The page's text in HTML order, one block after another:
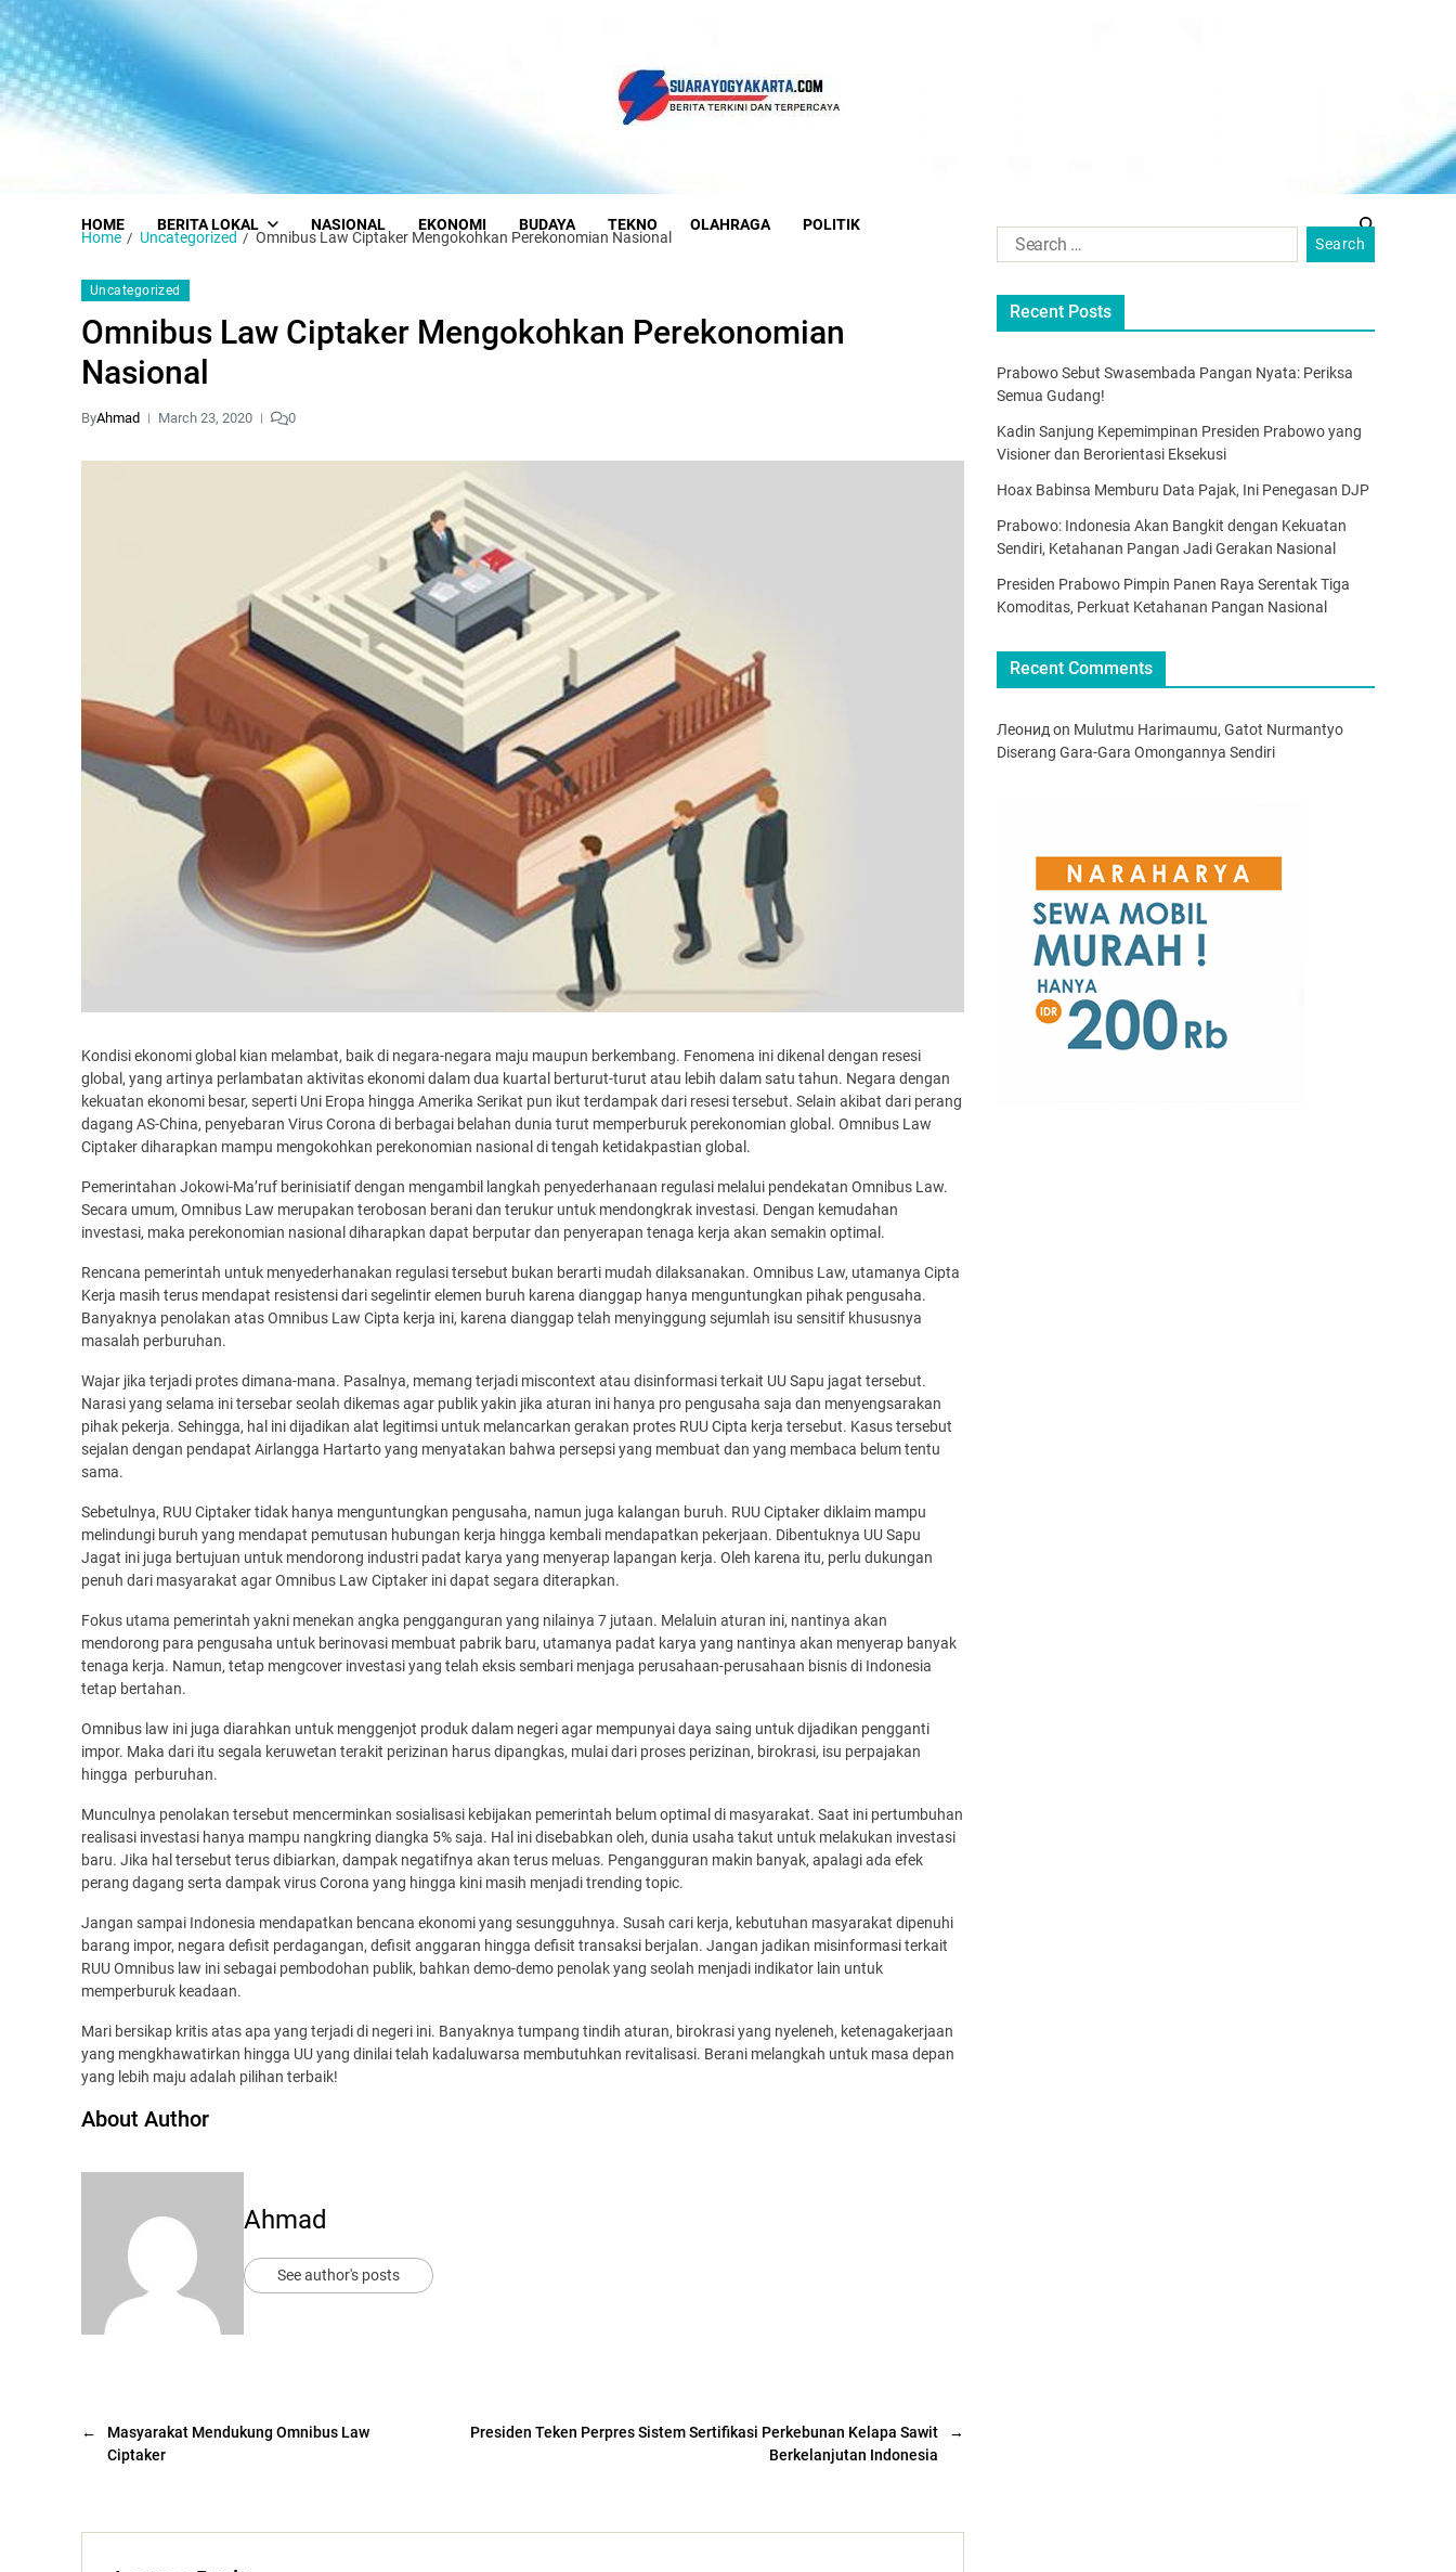
HOME BERITA LOKAL NASIONAL EKONOMI BUDAYA TEKNO OLAHRAGA POLITIK
Home Uncategorized Omnibus Law Ciptaker Mengokohkan Perekonomian Nasional
Uncategorized
Omnibus Law Ciptaker Mengokohkan Perekonomian
Nasional
ByAhmad March 23, 2020 0
Kondisi ekonomi global kian melambat, baik di negara-negara maju maupun berkembang. Fenomena ini dikenal dengan resesi
global, yang artinya perlambatan aktivitas ekonomi dalam dua kuartal berturut-turut atau lebih dalam satu tahun. Negara dengan
kekuatan ekonomi besar, seperti Uni Eropa hingga Amerika Serikat pun ikut terdampak dari resesi tersebut. Selain akibat dari perang
dagang AS-China, penyebaran Virus Corona di berbagai belahan dunia turut memperburuk perekonomian global. Omnibus Law
Ciptaker diharapkan mampu mengokohkan perekonomian nasional di tengah ketidakpastian global.
Pemerintahan Jokowi-Ma’ruf berinisiatif dengan mengambil langkah penyederhanaan regulasi melalui pendekatan Omnibus Law.
Secara umum, Omnibus Law merupakan terobosan berani dan terukur untuk mendongkrak investasi. Dengan kemudahan
investasi, maka perekonomian nasional diharapkan dapat berputar dan penyerapan tenaga kerja akan semakin optimal.
Rencana pemerintah untuk menyederhanakan regulasi tersebut bukan berarti mudah dilaksanakan. Omnibus Law, utamanya Cipta
Kerja masih terus mendapat resistensi dari segelintir elemen buruh karena dianggap hanya menguntungkan pihak pengusaha.
Banyaknya penolakan atas Omnibus Law Cipta kerja ini, karena dianggap telah menyinggung sejumlah isu sensitif khususnya
masalah perburuhan.
Wajar jika terjadi protes dimana-mana. Pasalnya, memang terjadi miscontext atau disinformasi terkait UU Sapu jagat tersebut.
Narasi yang selama ini tersebar seolah dikemas agar publik yakin jika aturan ini hanya pro pengusaha saja dan menyengsarakan
pihak pekerja. Sehingga, hal ini dijadikan alat legitimsi untuk melancarkan gerakan protes RUU Cipta kerja tersebut. Kasus tersebut
sejalan dengan pendapat Airlangga Hartarto yang menyatakan bahwa persepsi yang membuat dan yang membaca belum tentu
sama.
Sebetulnya, RUU Ciptaker tidak hanya menguntungkan pengusaha, namun juga kalangan buruh. RUU Ciptaker diklaim mampu
melindungi buruh yang mendapat pemutusan hubungan kerja hingga kembali mendapatkan pekerjaan. Dibentuknya UU Sapu
Jagat ini juga bertujuan untuk mendorong industri padat karya yang menyerap lapangan kerja. Oleh karena itu, perlu dukungan
penuh dari masyarakat agar Omnibus Law Ciptaker ini dapat segara diterapkan.
Fokus utama pemerintah yakni menekan angka pengganguran yang nilainya 7 jutaan. Melaluin aturan ini, nantinya akan
mendorong para pengusaha untuk berinovasi membuat pabrik baru, utamanya padat karya yang nantinya akan menyerap banyak
tenaga kerja. Namun, tetap mengcover investasi yang telah eksis sembari menjaga perusahaan-perusahaan bisnis di Indonesia
tetap bertahan.
Omnibus law ini juga diarahkan untuk menggenjot produk dalam negeri agar mempunyai daya saing untuk dijadikan pengganti
impor. Maka dari itu segala keruwetan terakit perizinan harus dipangkas, mulai dari proses perizinan, birokrasi, isu perpajakan
hingga perburuhan.
Munculnya penolakan tersebut mencerminkan sosialisasi kebijakan pemerintah belum optimal di masyarakat. Saat ini pertumbuhan
realisasi investasi hanya mampu nangkring diangka 5% saja. Hal ini disebabkan oleh, dunia usaha takut untuk melakukan investasi
baru. Jika hal tersebut terus dibiarkan, dampak negatifnya akan terus meluas. Pengangguran makin banyak, apalagi ada efek
perang dagang serta dampak virus Corona yang hingga kini masih menjadi trending topic.
Jangan sampai Indonesia mendapatkan bencana ekonomi yang sesungguhnya. Susah cari kerja, kebutuhan masyarakat dipenuhi
barang impor, negara defisit perdagangan, defisit anggaran hingga defisit transaksi berjalan. Jangan jadikan misinformasi terkait
RUU Omnibus law ini sebagai pembodohan publik, bahkan demo-demo penolak yang seolah menjadi indikator lain untuk
memperburuk keadaan.
Mari bersikap kritis atas apa yang terjadi di negeri ini. Banyaknya tumpang tindih aturan, birokrasi yang nyeleneh, ketenagakerjaan
yang mengkhawatirkan hingga UU yang dinilai telah kadaluwarsa membutuhkan revitalisasi. Berani melangkah untuk masa depan
yang lebih maju adalah pilihan terbaik!
About Author
Ahmad
See author's posts
←
Masyarakat Mendukung Omnibus Law
Ciptaker
→
Presiden Teken Perpres Sistem Sertifikasi Perkebunan Kelapa Sawit
Berkelanjutan Indonesia
Recent Posts
Prabowo Sebut Swasembada Pangan Nyata: Periksa
Semua Gudang!
Kadin Sanjung Kepemimpinan Presiden Prabowo yang
Visioner dan Berorientasi Eksekusi
Hoax Babinsa Memburu Data Pajak, Ini Penegasan DJP
Prabowo: Indonesia Akan Bangkit dengan Kekuatan
Sendiri, Ketahanan Pangan Jadi Gerakan Nasional
Presiden Prabowo Pimpin Panen Raya Serentak Tiga
Komoditas, Perkuat Ketahanan Pangan Nasional
Recent Comments
Леонид on Mulutmu Harimaumu, Gatot Nurmantyo
Diserang Gara-Gara Omongannya Sendiri